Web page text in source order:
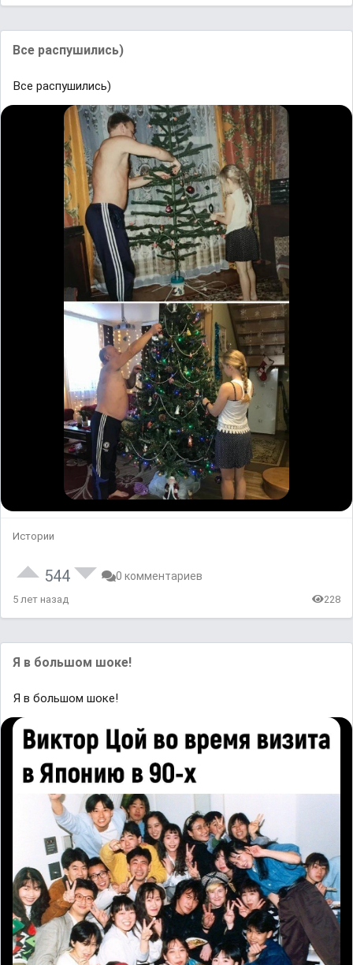
Все распушились)
Все распушились)
Истории
544 0 комментариев
5 лет назад 228
Я в большом шоке!
Я в большом шоке!